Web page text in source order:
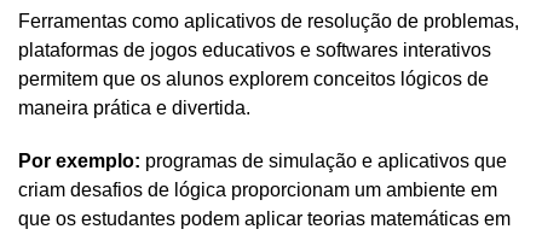
Ferramentas como aplicativos de resolução de problemas,
plataformas de jogos educativos e softwares interativos
permitem que os alunos explorem conceitos lógicos de
maneira prática e divertida.
Por exemplo: programas de simulação e aplicativos que
criam desafios de lógica proporcionam um ambiente em
que os estudantes podem aplicar teorias matemáticas em